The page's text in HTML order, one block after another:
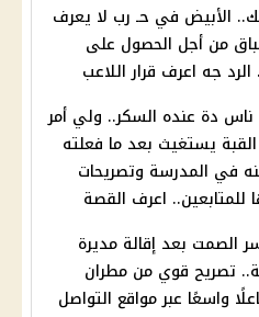
الأبيض في حـ رب لا يعرف
من أجل الحصول على
جه اعرف قرار اللاعب
دة عنده السكر.. ولي أمر
يستغيث بعد ما فعلته
في المدرسة وتصريحات
للمتابعين.. اعرف القصة
الصمت بعد إقالة مديرة
تصريح قوي من مطران
واسعًا عبر مواقع التواصل